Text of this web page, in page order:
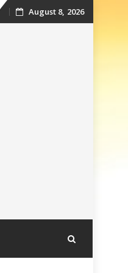
Skip
August 8, 2026